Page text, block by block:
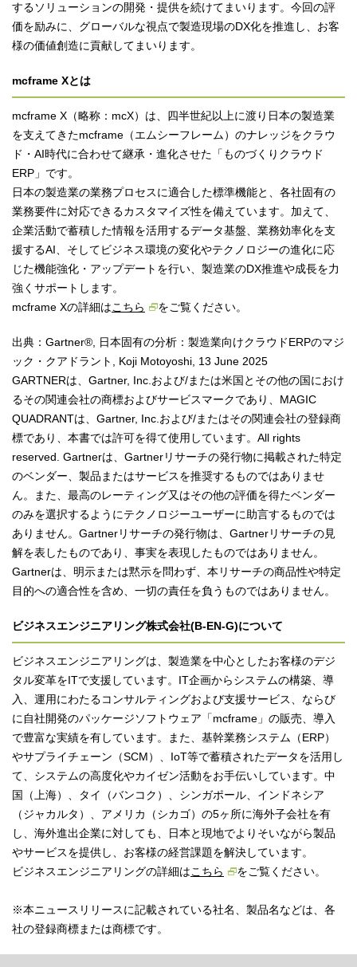
するソリューションの開発・提供を続けてまいります。今回の評
価を励みに、グローバルな視点で製造現場のDX化を推進し、お客
様の価値創造に貢献してまいります。
mcframe Xとは
mcframe X（略称：mcX）は、四半世紀以上に渡り日本の製造業
を支えてきたmcframe（エムシーフレーム）のナレッジをクラウ
ド・AI時代に合わせて継承・進化させた「ものづくりクラウド
ERP」です。
日本の製造業の業務プロセスに適合した標準機能と、各社固有の
業務要件に対応できるカスタマイズ性を備えています。加えて、
企業活動で蓄積した情報を活用するデータ基盤、業務効率化を支
援するAI、そしてビジネス環境の変化やテクノロジーの進化に応
じた機能強化・アップデートを行い、製造業のDX推進や成長を力
強くサポートします。
mcframe Xの詳細はこちら をご覧ください。
出典：Gartner®, 日本固有の分析：製造業向けクラウドERPのマジ
ック・クアドラント, Koji Motoyoshi, 13 June 2025
GARTNERは、Gartner, Inc.および/または米国とその他の国におけ
るその関連会社の商標およびサービスマークであり、MAGIC
QUADRANTは、Gartner, Inc.および/またはその関連会社の登録商
標であり、本書では許可を得て使用しています。All rights
reserved. Gartnerは、Gartnerリサーチの発行物に掲載された特定
のベンダー、製品またはサービスを推奨するものではありませ
ん。また、最高のレーティング又はその他の評価を得たベンダー
のみを選択するようにテクノロジーユーザーに助言するものでは
ありません。Gartnerリサーチの発行物は、Gartnerリサーチの見
解を表したものであり、事実を表現したものではありません。
Gartnerは、明示または黙示を問わず、本リサーチの商品性や特定
目的への適合性を含め、一切の責任を負うものではありません。
ビジネスエンジニアリング株式会社(B-EN-G)について
ビジネスエンジニアリングは、製造業を中心としたお客様のデジ
タル変革をITで支援しています。IT企画からシステムの構築、導
入、運用にわたるコンサルティングおよび支援サービス、ならび
に自社開発のパッケージソフトウェア「mcframe」の販売、導入
で豊富な実績を有しています。また、基幹業務システム（ERP）
やサプライチェーン（SCM）、IoT等で蓄積されたデータを活用し
て、システムの高度化やカイゼン活動をお手伝いしています。中
国（上海）、タイ（バンコク）、シンガポール、インドネシア
（ジャカルタ）、アメリカ（シカゴ）の5ヶ所に海外子会社を有
し、海外進出企業に対しても、日本と現地でよりそいながら製品
やサービスを提供し、お客様の経営課題を解決しています。
ビジネスエンジニアリングの詳細はこちら をご覧ください。
※本ニュースリリースに記載されている社名、製品名などは、各
社の登録商標または商標です。